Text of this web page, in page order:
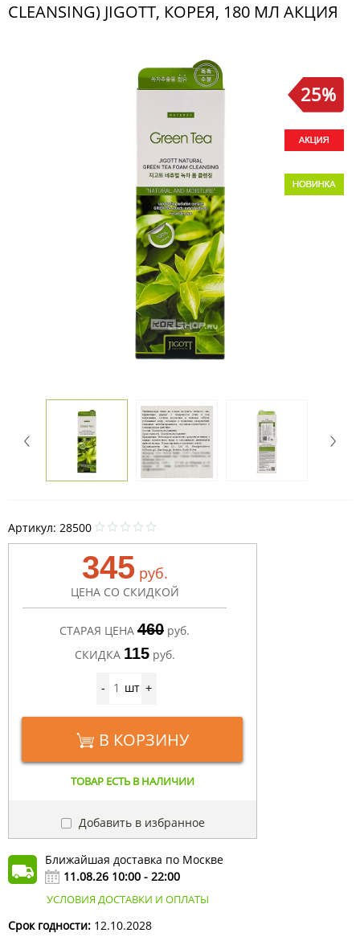
CLEANSING) JIGOTT, КОРЕЯ, 180 МЛ АКЦИЯ
25%
Артикул: 28500
345 руб.
ЦЕНА СО СКИДКОЙ
СТАРАЯ ЦЕНА 460 руб.
СКИДКА 115 руб.
- шт +
В КОРЗИНУ
ТОВАР ЕСТЬ В НАЛИЧИИ
Добавить в избранное
Ближайшая доставка по Москве
11.08.26 10:00 - 22:00
УСЛОВИЯ ДОСТАВКИ И ОПЛАТЫ
Срок годности: 12.10.2028